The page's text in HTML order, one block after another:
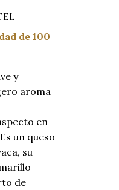
de 100
y
aroma
en
un queso
su
de